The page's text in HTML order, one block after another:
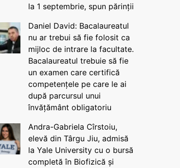
la 1 septembrie, spun părinții
Daniel David: Bacalaureatul
nu ar trebui să fie folosit ca
mijloc de intrare la facultate.
Bacalaureatul trebuie să fie
un examen care certifică
competențele pe care le ai
după parcursul unui
învățământ obligatoriu
Andra-Gabriela Cîrstoiu,
elevă din Târgu Jiu, admisă
la Yale University cu o bursă
completă în Biofizică și